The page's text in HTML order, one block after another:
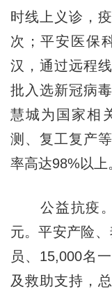
时线上义诊，
次；平安医保
汉，通过远程
批入选新冠病
慧城为国家相
测、复工复产
率高达98%以上
公益抗疫。
元。平安产险
员、15,000名
及救助支持，